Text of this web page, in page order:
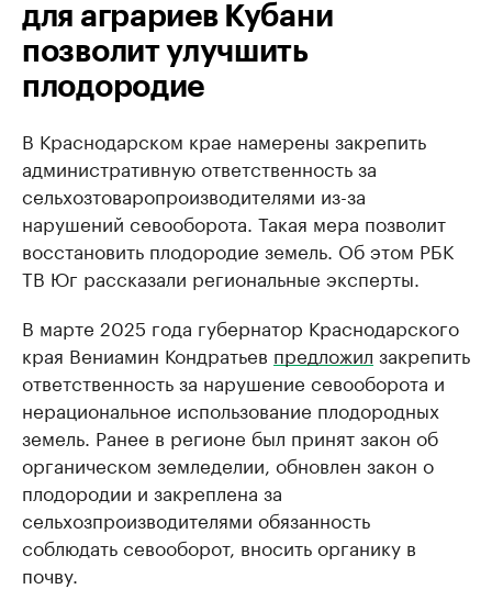
для аграриев Кубани
позволит улучшить
плодородие
В Краснодарском крае намерены закрепить
административную ответственность за
сельхозтоваропроизводителями из-за
нарушений севооборота. Такая мера позволит
восстановить плодородие земель. Об этом РБК
ТВ Юг рассказали региональные эксперты.
В марте 2025 года губернатор Краснодарского
края Вениамин Кондратьев предложил закрепить
ответственность за нарушение севооборота и
нерациональное использование плодородных
земель. Ранее в регионе был принят закон об
органическом земледелии, обновлен закон о
плодородии и закреплена за
сельхозпроизводителями обязанность
соблюдать севооборот, вносить органику в
почву.